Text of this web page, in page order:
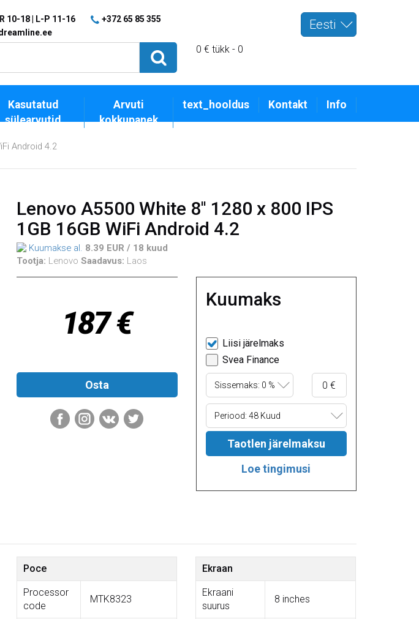
10-18 | L-P 11-16
+372 65 85 355
Eesti
0 € tükk - 0
Kasutatud
sülearvutid
Arvuti
kokkupanek
text_hooldus Kontakt Info
Android 4.2
Lenovo A5500 White 8'' 1280 x 800 IPS
1GB 16GB WiFi Android 4.2
Kuumakse al. 8.39 EUR / 18 kuud
Tootja: Lenovo Saadavus: Laos
187 €
Kuumaks
Liisi järelmaks
Svea Finance
Sissemaks: 0 %
Periood: 48 Kuud
Taotlen järelmaksu
Loe tingimusi
Poce
Processor
code
MTK8323
Ekraan
Ekraani
suurus
8 inches